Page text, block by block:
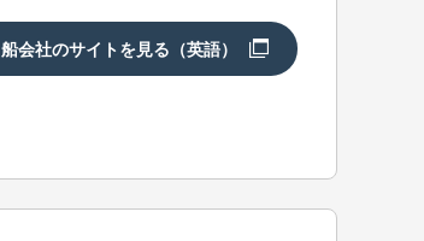
船会社のサイトを見る（英語）